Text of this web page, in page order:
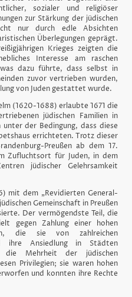
sozialer und religiöser
zur Stärkung der jüdischen
nur durch edle Absichten
Überlegungen geprägt.
Krieges zeigten die
Interesse am raschen
dazu führte, dass selbst in
zuvor vertrieben wurden,
von Juden gestattet wurde.
(1620-1688) erlaubte 1671 die
jüdischen Familien in
der Bedingung, dass diese
errichteten. Trotz dieser
Preußen ab dem 17.
Zufluchtsort für Juden, in dem
jüdischer Gelehrsamkeit
mit dem „Revidierten General-
Gemeinschaft in Preußen
Der vermögendste Teil, die
gegen Zahlung einer hohen
die sie von zahlreichen
ihre Ansiedlung in Städten
die Mehrheit der jüdischen
Privilegien; sie waren hohen
und konnten ihre Rechte